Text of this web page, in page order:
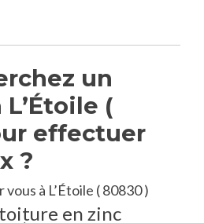
un
(
effectuer
?
à L’Étoile ( 80830 )
en zinc